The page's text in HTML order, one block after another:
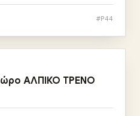
#P44
ΑΛΠΙΚΟ ΤΡΕΝΟ